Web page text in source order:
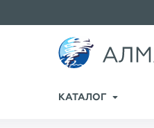
КАТАЛОГ